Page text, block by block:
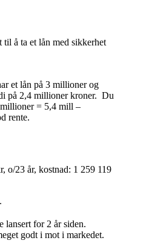
å ta et lån med sikkerhet
et lån på 3 millioner og
på 2,4 millioner kroner. Du
= 5,4 mill –
rente.
o/23 år, kostnad: 1 259 119
lansert for 2 år siden.
godt i mot i markedet.